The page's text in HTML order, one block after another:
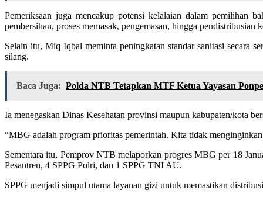
Pemeriksaan juga mencakup potensi kelalaian dalam pemilihan
pembersihan, proses memasak, pengemasan, hingga pendistribusian
Selain itu, Miq Iqbal meminta peningkatan standar sanitasi secara
silang.
Baca Juga: Polda NTB Tetapkan MTF Ketua Yayasan
Ia menegaskan Dinas Kesehatan provinsi maupun kabupaten/kota
“MBG adalah program prioritas pemerintah. Kita tidak
Sementara itu, Pemprov NTB melaporkan progres MBG per 18
Pesantren, 4 SPPG Polri, dan 1 SPPG TNI AU.
SPPG menjadi simpul utama layanan gizi untuk memastikan